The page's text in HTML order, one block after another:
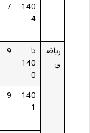
140
4
7
ریاض
ی
تا
140
0
9
140
9